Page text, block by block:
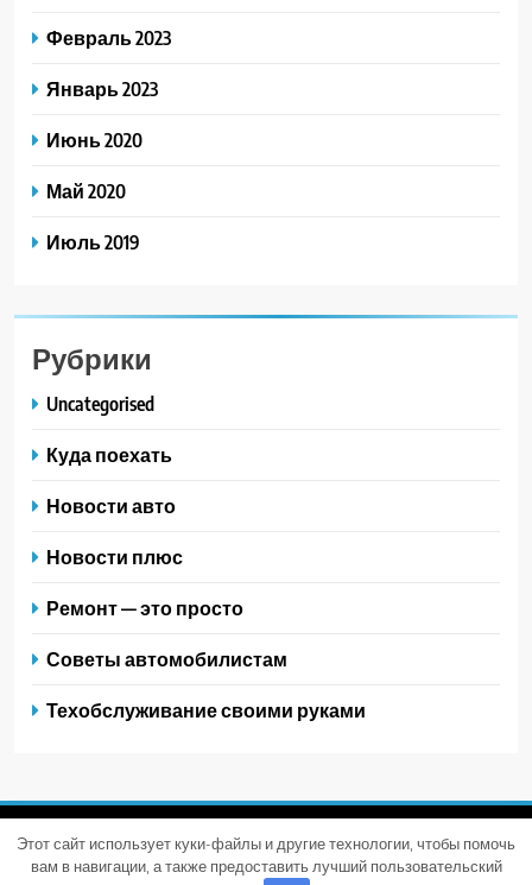
Февраль 2023
Январь 2023
Июнь 2020
Май 2020
Июль 2019
Рубрики
Uncategorised
Куда поехать
Новости авто
Новости плюс
Ремонт — это просто
Советы автомобилистам
Техобслуживание своими руками
Trendy News - новостная тема для WordPress. Все права
защищены 2026. Powered ByBlazeThemes.
Этот сайт использует куки-файлы и другие технологии, чтобы помочь
вам в навигации, а также предоставить лучший пользовательский